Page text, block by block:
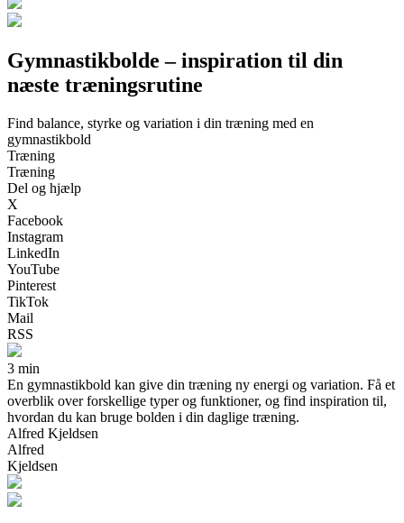
Gymnastikbolde – inspiration til din
næste træningsrutine
Find balance, styrke og variation i din træning med en
gymnastikbold
Træning
Træning
Del og hjælp
X
Facebook
Instagram
LinkedIn
YouTube
Pinterest
TikTok
Mail
RSS
3 min
En gymnastikbold kan give din træning ny energi og variation. Få et
overblik over forskellige typer og funktioner, og find inspiration til,
hvordan du kan bruge bolden i din daglige træning.
Alfred Kjeldsen
Alfred
Kjeldsen